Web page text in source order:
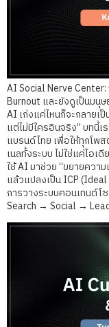
AI Social Nerve
Burnout และยังดูเป็นมนุษ
AI เก่งแค่ไหนก็จะกลาย
แต่ไม่มีใครอินจริง” บทนี้
แบรนด์ไทย เพื่อให้ทุกโพ
เนลทั้งระบบ ไม่ใช่แค่ไอเ
ใช้ AI มาช่วย “ขยายควา
แล้วแปลงเป็น ICP
การวางระบบคอนเทนต์โ
Search → Social →